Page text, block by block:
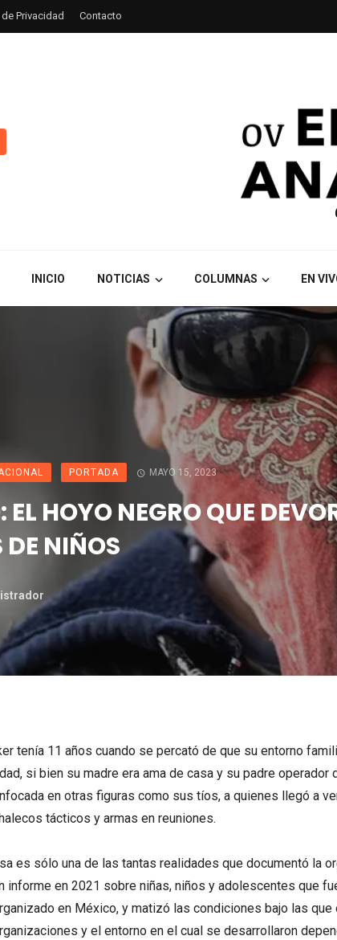
Privacidad Contacto
INICIO NOTICIAS COLUMNAS EN
PORTADA MAYO 15, 2023
EL HOYO NEGRO QUE
DE NIÑOS
tenía 11 años cuando se percató de que su entorno
si bien su madre era ama de casa y su padre operador
en otras figuras como sus tíos, a quienes llegó a
tácticos y armas en reuniones.
es sólo una de las tantas realidades que documentó la
informe en 2021 sobre niñas, niños y adolescentes que
en México, y matizó las condiciones bajo las
y el entorno en el cual se desarrollaron